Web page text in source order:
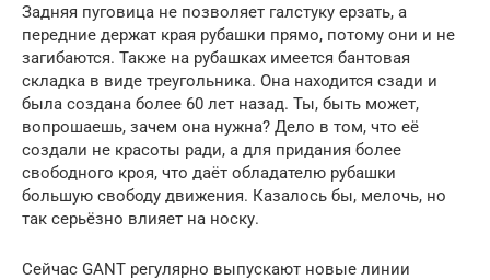
Задняя пуговица не позволяет галстуку ерзать, а
передние держат края рубашки прямо, потому они и не
загибаются. Также на рубашках имеется бантовая
складка в виде треугольника. Она находится сзади и
была создана более 60 лет назад. Ты, быть может,
вопрошаешь, зачем она нужна? Дело в том, что её
создали не красоты ради, а для придания более
свободного кроя, что даёт обладателю рубашки
большую свободу движения. Казалось бы, мелочь, но
так серьёзно влияет на носку.
Сейчас GANT регулярно выпускают новые линии